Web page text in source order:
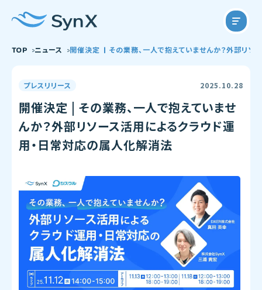
TOP ニュース 開催決定 | その業務、一人で抱えていませんか？外部リソ
プレスリリース 2025.10.28
開催決定 | その業務、一人で抱えていませ
んか？外部リソース活用によるクラウド運
用・日常対応の属人化解消法